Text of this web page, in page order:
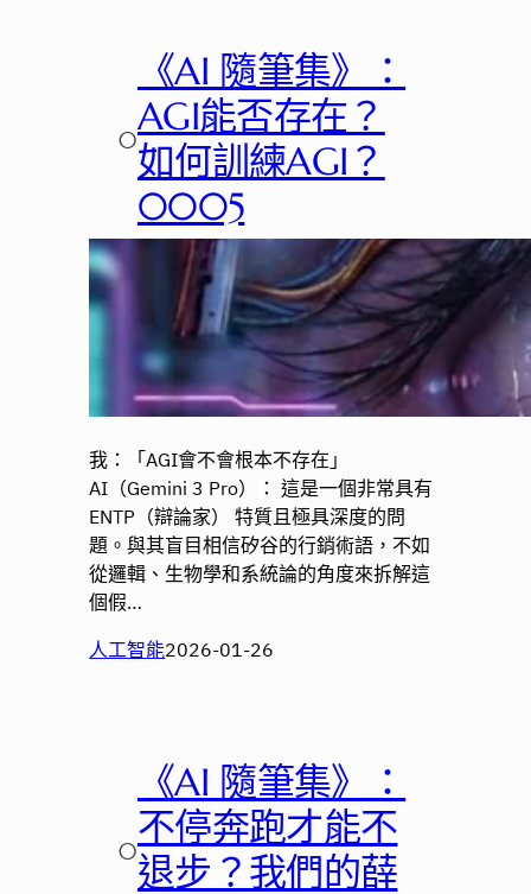
○
《AI 隨筆集》：
AGI能否存在？
如何訓練AGI？
0005
我：「AGI會不會根本不存在」
AI（Gemini 3 Pro）： 這是一個非常具有
ENTP（辯論家） 特質且極具深度的問
題。與其盲目相信矽谷的行銷術語，不如
從邏輯、生物學和系統論的角度來拆解這
個假…
人工智能2026-01-26
○
《AI 隨筆集》：
不停奔跑才能不
退步？我們的薛